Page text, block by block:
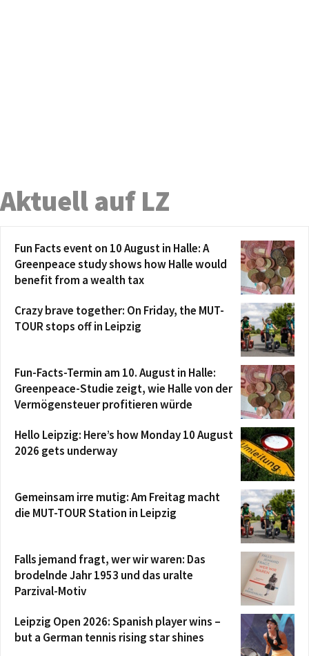
Aktuell auf LZ
Fun Facts event on 10 August in Halle: A
Greenpeace study shows how Halle would
benefit from a wealth tax
Crazy brave together: On Friday, the MUT-
TOUR stops off in Leipzig
Fun-Facts-Termin am 10. August in Halle:
Greenpeace-Studie zeigt, wie Halle von der
Vermögensteuer profitieren würde
Hello Leipzig: Here’s how Monday 10 August
2026 gets underway
Gemeinsam irre mutig: Am Freitag macht
die MUT-TOUR Station in Leipzig
Falls jemand fragt, wer wir waren: Das
brodelnde Jahr 1953 und das uralte
Parzival-Motiv
Leipzig Open 2026: Spanish player wins –
but a German tennis rising star shines